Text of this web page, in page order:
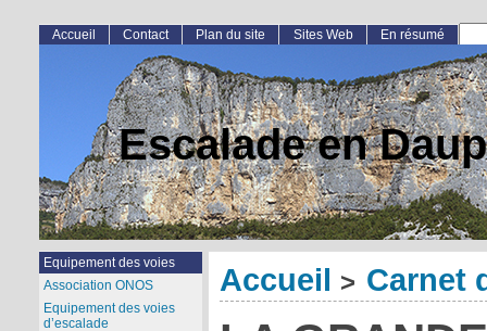
Escalade en
Accueil > Carnet
Accueil Contact Plan du site Sites Web En résumé
Equipement des voies
Association ONOS
Equipement des voies
d’escalade